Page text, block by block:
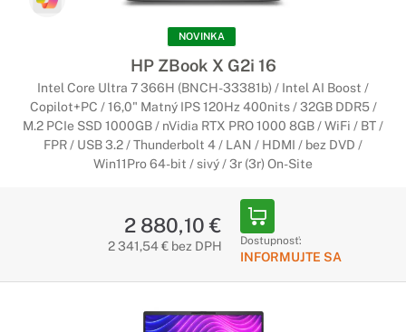
NOVINKA
HP ZBook X G2i 16
Intel Core Ultra 7 366H (BNCH-33381b) / Intel AI Boost /
Copilot+PC / 16,0" Matný IPS 120Hz 400nits / 32GB DDR5 /
M.2 PCIe SSD 1000GB / nVidia RTX PRO 1000 8GB / WiFi / BT /
FPR / USB 3.2 / Thunderbolt 4 / LAN / HDMI / bez DVD /
Win11Pro 64-bit / sivý / 3r (3r) On-Site
2 880,10 €
2 341,54 € bez DPH Dostupnosť:
INFORMUJTE SA